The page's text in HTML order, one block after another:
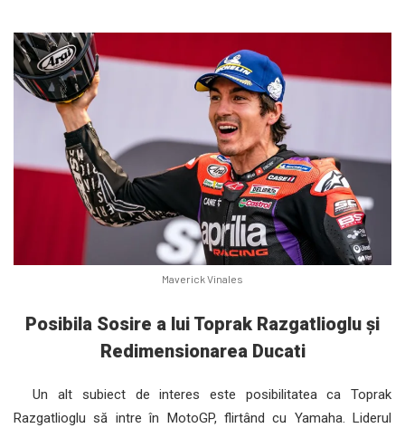
Maverick Vinales
Posibila Sosire a lui Toprak Razgatlioglu și
Redimensionarea Ducati
Un alt subiect de interes este posibilitatea ca Toprak
Razgatlioglu să intre în MotoGP, flirtând cu Yamaha. Liderul